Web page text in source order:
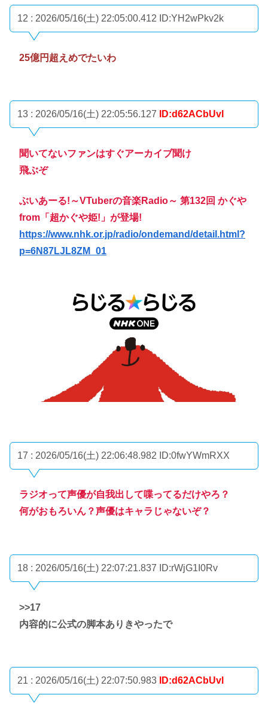
12 : 2026/05/16(土) 22:05:00.412 ID:YH2wPkv2k
25億円超えめでたいわ
13 : 2026/05/16(土) 22:05:56.127 ID:d62ACbUvl
聞いてないファンはすぐアーカイブ聞け
飛ぶぞ
ぶいあーる!～VTuberの音楽Radio～ 第132回 かぐや
from「超かぐや姫!」が登場!
https://www.nhk.or.jp/radio/ondemand/detail.html?
p=6N87LJL8ZM_01
17 : 2026/05/16(土) 22:06:48.982 ID:0fwYWmRXX
ラジオって声優が自我出して喋ってるだけやろ？
何がおもろいん？声優はキャラじゃないぞ？
18 : 2026/05/16(土) 22:07:21.837 ID:rWjG1I0Rv
>>17
内容的に公式の脚本ありきやったで
21 : 2026/05/16(土) 22:07:50.983 ID:d62ACbUvl